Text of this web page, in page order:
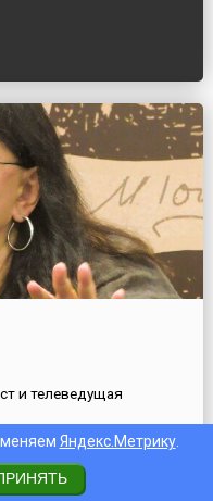
и телеведущая
Яндекс.Метрику.